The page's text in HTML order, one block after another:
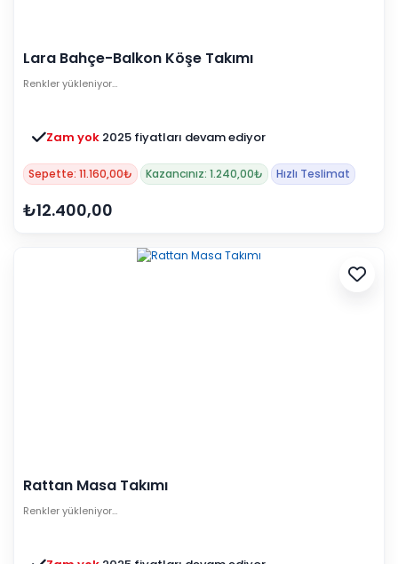
Lara Bahçe-Balkon Köşe Takımı
Renkler yükleniyor…
Zam yok 2025 fiyatları devam ediyor
Sepette: 11.160,00₺ Kazancınız: 1.240,00₺ Hızlı Teslimat
₺12.400,00
Rattan Masa Takımı
Renkler yükleniyor…